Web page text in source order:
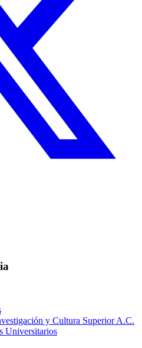
y Cultura Superior A.C.
Universitarios